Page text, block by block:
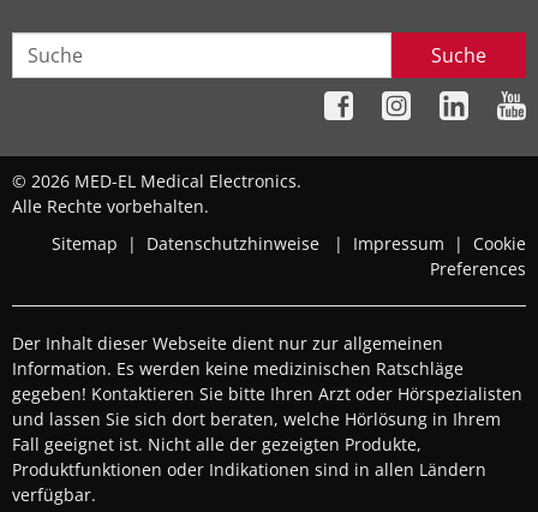
Suche
© 2026 MED-EL Medical Electronics.
Alle Rechte vorbehalten.
Sitemap
| Datenschutzhinweise | Impressum | Cookie
Preferences
Der Inhalt dieser Webseite dient nur zur allgemeinen
Information. Es werden keine medizinischen Ratschläge
gegeben! Kontaktieren Sie bitte Ihren Arzt oder Hörspezialisten
und lassen Sie sich dort beraten, welche Hörlösung in Ihrem
Fall geeignet ist. Nicht alle der gezeigten Produkte,
Produktfunktionen oder Indikationen sind in allen Ländern
verfügbar.